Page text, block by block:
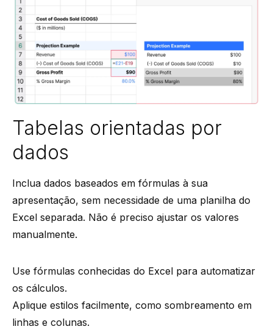
Tabelas orientadas por
dados
Inclua dados baseados em fórmulas à sua
apresentação, sem necessidade de uma planilha do
Excel separada. Não é preciso ajustar os valores
manualmente.
Use fórmulas conhecidas do Excel para automatizar
os cálculos.
Aplique estilos facilmente, como sombreamento em
linhas e colunas.